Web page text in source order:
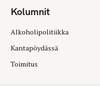
Kolumnit
Alkoholipolitiikka
Kantapöydässä
Toimitus